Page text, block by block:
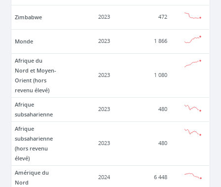
Zimbabwe 2023 472
Monde 2023 1 866
Afrique du
Nord et Moyen-
Orient (hors
revenu élevé)
2023 1 080
Afrique
subsaharienne
2023 480
Afrique
subsaharienne
(hors revenu
élevé)
2023 480
Amérique du
Nord
2024 6 448